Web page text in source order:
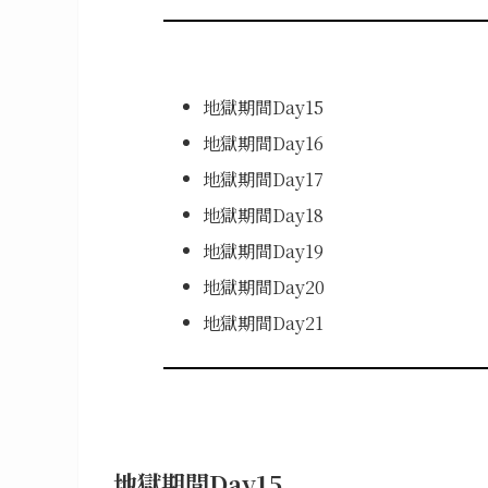
地獄期間Day15
地獄期間Day16
地獄期間Day17
地獄期間Day18
地獄期間Day19
地獄期間Day20
地獄期間Day21